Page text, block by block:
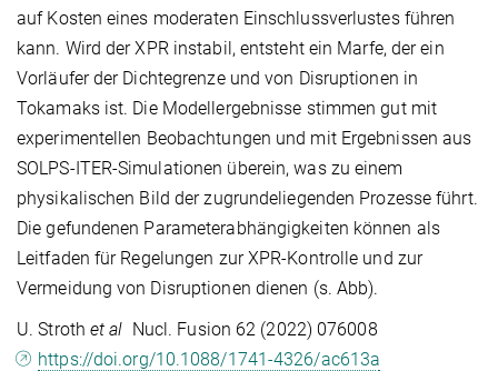
auf Kosten eines moderaten Einschlussverlustes führen
kann. Wird der XPR instabil, entsteht ein Marfe, der ein
Vorläufer der Dichtegrenze und von Disruptionen in
Tokamaks ist. Die Modellergebnisse stimmen gut mit
experimentellen Beobachtungen und mit Ergebnissen aus
SOLPS-ITER-Simulationen überein, was zu einem
physikalischen Bild der zugrundeliegenden Prozesse führt.
Die gefundenen Parameterabhängigkeiten können als
Leitfaden für Regelungen zur XPR-Kontrolle und zur
Vermeidung von Disruptionen dienen (s. Abb).
U. Stroth et al Nucl. Fusion 62 (2022) 076008
https://doi.org/10.1088/1741-4326/ac613a